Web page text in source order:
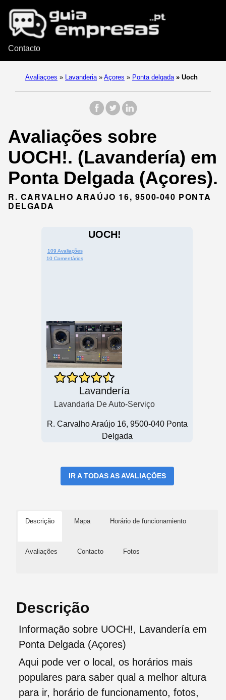
Contacto
Avaliaçoes » Lavanderia » Açores » Ponta delgada » Uoch
Avaliações sobre
UOCH!. (Lavandería) em
Ponta Delgada (Açores).
R. CARVALHO ARAÚJO 16, 9500-040 PONTA
DELGADA
UOCH!
109 Avaliações
10 Comentários
Lavandería
Lavandaria De Auto-Serviço
R. Carvalho Araújo 16, 9500-040 Ponta
Delgada
IR A TODAS AS AVALIAÇÕES
Descrição Mapa Horário de funcionamiento
Avaliações Contacto Fotos
Descrição
Informação sobre UOCH!, Lavandería em
Ponta Delgada (Açores)
Aqui pode ver o local, os horários mais
populares para saber qual a melhor altura
para ir, horário de funcionamento, fotos,